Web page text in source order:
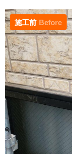
施工前 Before